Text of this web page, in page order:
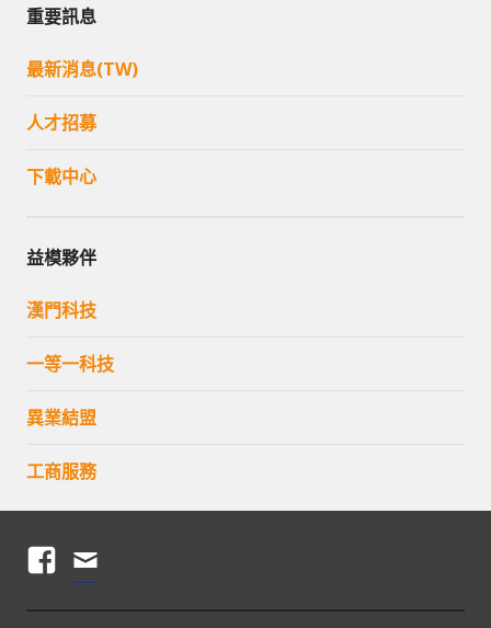
重要訊息
最新消息(TW)
人才招募
下載中心
益模夥伴
漢門科技
一等一科技
異業結盟
工商服務
電